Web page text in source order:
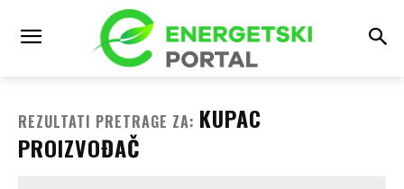
REZULTATI PRETRAGE ZA: KUPAC
PROIZVOĐAČ